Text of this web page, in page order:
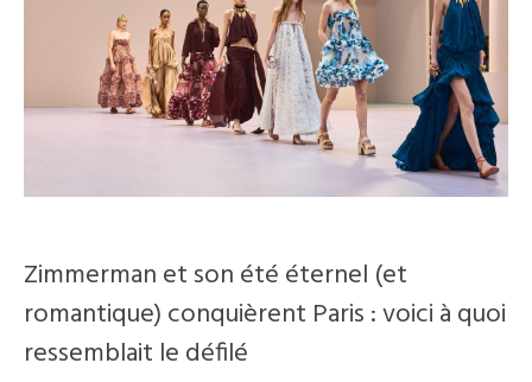
Zimmerman et son été éternel (et
romantique) conquièrent Paris : voici à quoi
ressemblait le défilé